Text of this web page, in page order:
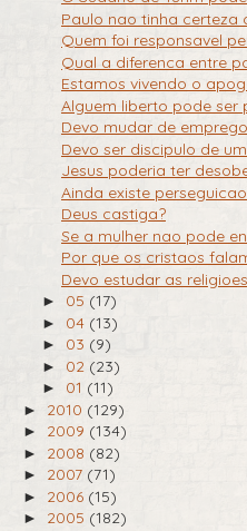
Paulo nao tinha certeza
Quem foi responsavel
Qual a diferenca entre
Estamos vivendo o
Alguem liberto pode ser
Devo mudar de
Devo ser discipulo de
Jesus poderia ter
Ainda existe
Deus castiga?
Se a mulher nao pode
Por que os cristaos
Devo estudar as
► 05 (17)
► 04 (13)
► 03 (9)
► 02 (23)
► 01 (11)
► 2010 (129)
► 2009 (134)
► 2008 (82)
► 2007 (71)
► 2006 (15)
► 2005 (182)